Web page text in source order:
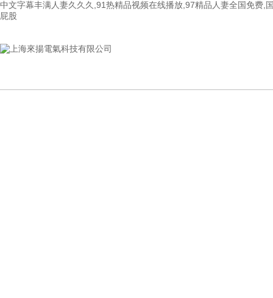
中文字幕丰满人妻久久久,91热精品视频在线播放,97精品人妻全国免费
屁股